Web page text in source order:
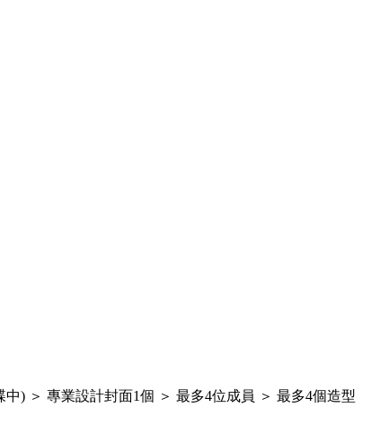
中) ＞ 專業設計封面1個 ＞ 最多4位成員 ＞ 最多4個造型